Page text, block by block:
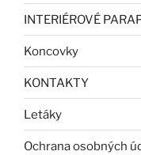
INTERIÉROVÉ
Koncovky
KONTAKTY
Letáky
Ochrana osobných